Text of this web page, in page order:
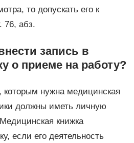
то допускать его к
76, абз.
запись в
о приеме на работу?
которым нужна медицинская
должны иметь личную
книжка
если его деятельность